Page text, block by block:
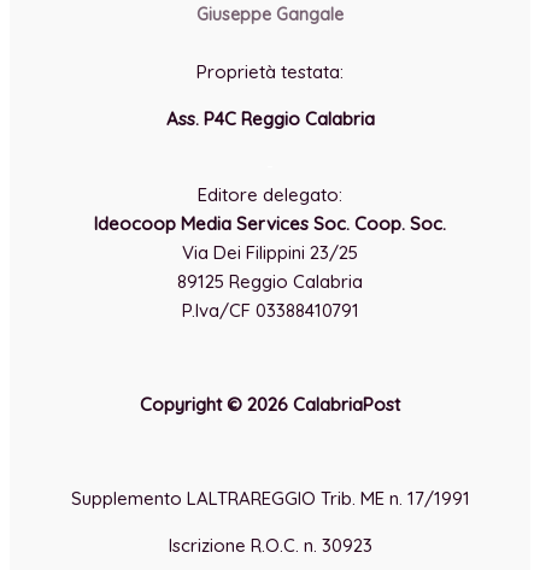
Giuseppe Gangale
Proprietà testata:
Ass. P4C Reggio Calabria
Editore delegato:
Ideocoop Media Services Soc. Coop. Soc.
Via Dei Filippini 23/25
89125 Reggio Calabria
P.Iva/CF 03388410791
Copyright © 2026 CalabriaPost
Supplemento LALTRAREGGIO Trib. ME n. 17/1991
Iscrizione R.O.C. n. 30923